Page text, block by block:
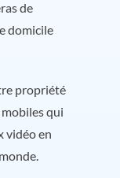
de
domicile
propriété
qui
vidéo en